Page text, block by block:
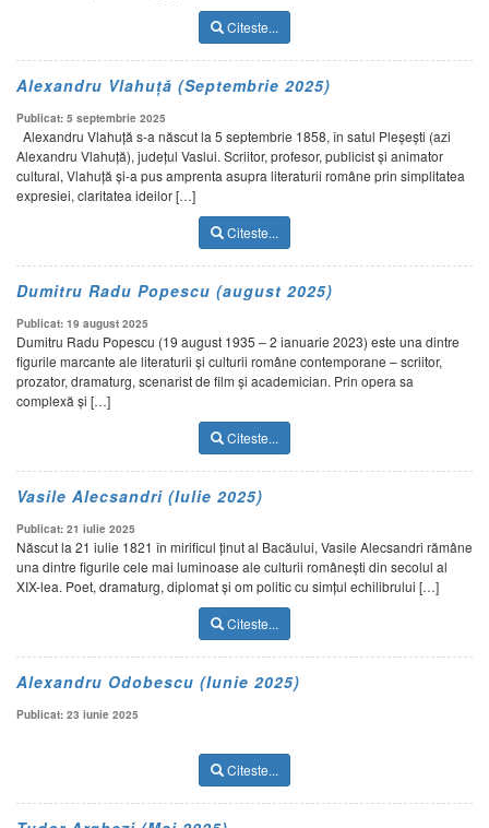
Citeste...
Alexandru Vlahuță (Septembrie 2025)
Publicat: 5 septembrie 2025
Alexandru Vlahuță s-a născut la 5 septembrie 1858, în satul Pleșești (azi
Alexandru Vlahuță), județul Vaslui. Scriitor, profesor, publicist și animator
cultural, Vlahuță și-a pus amprenta asupra literaturii române prin simplitatea
expresiei, claritatea ideilor […]
Citeste...
Dumitru Radu Popescu (august 2025)
Publicat: 19 august 2025
Dumitru Radu Popescu (19 august 1935 – 2 ianuarie 2023) este una dintre
figurile marcante ale literaturii și culturii române contemporane – scriitor,
prozator, dramaturg, scenarist de film și academician. Prin opera sa
complexă și […]
Citeste...
Vasile Alecsandri (Iulie 2025)
Publicat: 21 iulie 2025
Născut la 21 iulie 1821 în mirificul ținut al Bacăului, Vasile Alecsandri rămâne
una dintre figurile cele mai luminoase ale culturii românești din secolul al
XIX-lea. Poet, dramaturg, diplomat și om politic cu simțul echilibrului […]
Citeste...
Alexandru Odobescu (Iunie 2025)
Publicat: 23 iunie 2025
Citeste...